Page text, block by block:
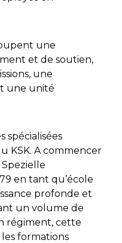
une
et de soutien,
une
une unité
spécialisées
KSK. A commencer
en tant qu’école
profonde et
un volume de
régiment, cette
les formations